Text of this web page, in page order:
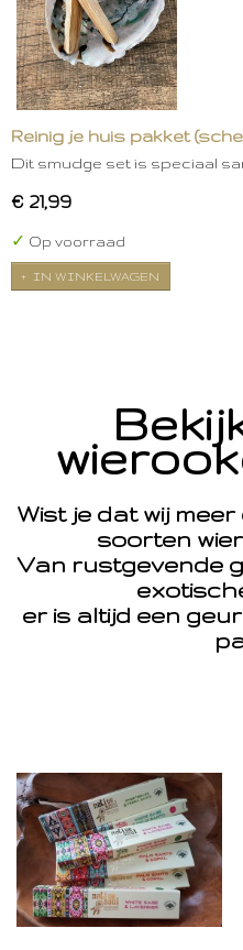
Reinig je huis pakket
Dit smudge set is speciaal
€ 21,99
✓ Op voorraad
IN WINKELWAGEN
Wist je dat wij
soorten
Van rustgevende
er is altijd een